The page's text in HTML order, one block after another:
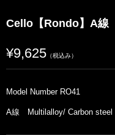
Cello【Rondo】A線
¥9,625 （税込み）
Model Number RO41
A線 Multilalloy/ Carbon steel